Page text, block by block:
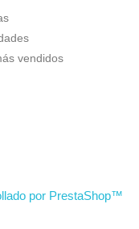
vendidos
por PrestaShop™